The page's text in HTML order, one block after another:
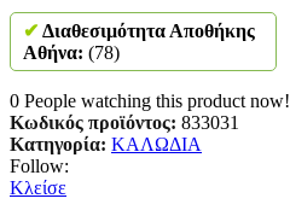
✔ Διαθεσιμότητα Αποθήκης
Αθήνα: (78)
0 People watching this product now!
Κωδικός προϊόντος: 833031
Κατηγορία: ΚΑΛΩΔΙΑ
Follow:
Κλείσε